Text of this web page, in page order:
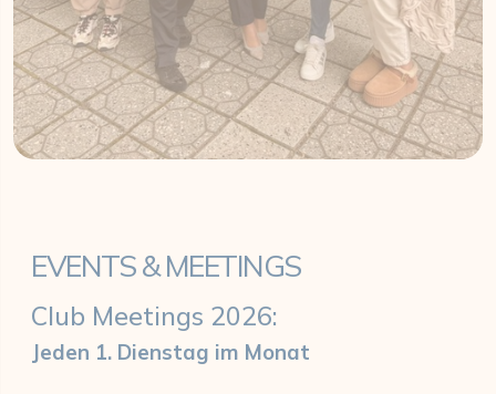
EVENTS & MEETINGS
Club Meetings 2026:
Jeden 1. Dienstag im Monat